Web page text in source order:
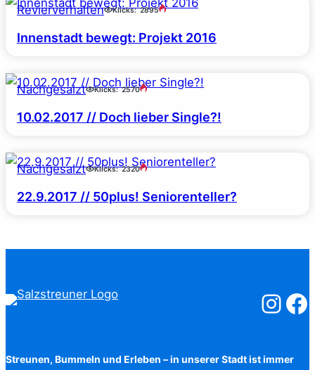
Revierverhalten Klicks: 2895
Innenstadt bewegt: Projekt 2016
Nachgesalzt Klicks: 2570
10.02.2017 // Doch lieber Single?!
Nachgesalzt Klicks: 2320
22.9.2017 // 50plus! Seniorenteller?
Streunen, Bummeln und Erleben – in unserer Stadt ist immer